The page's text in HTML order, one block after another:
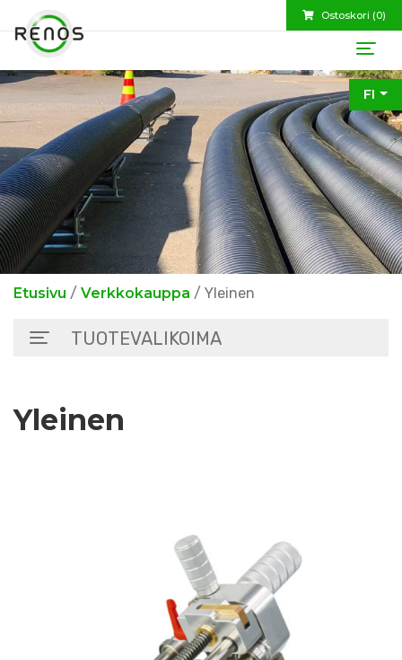
Ostoskori (0)
FI
Etusivu / Verkkokauppa / Yleinen
TUOTEVALIKOIMA
Yleinen